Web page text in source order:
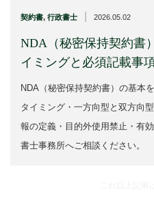
契約書, 行政書士 2026.05.02
NDA（秘密保持契約書
イミングと必須記載事
NDA（秘密保持契約書）の基本
タイミング・一方向型と双方向
報の定義・目的外使用禁止・有
書士事務所へご相談ください。